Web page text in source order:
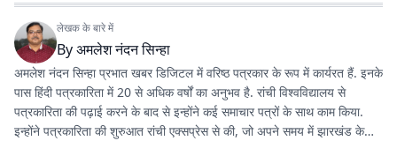
लेखक के बारे में
Byअमलेश नंदन सिन्हा
अमलेश नंदन सिन्हा प्रभात खबर डिजिटल में वरिष्ठ पत्रकार के रूप में कार्यरत हैं. इनके
पास हिंदी पत्रकारिता में 20 से अधिक वर्षों का अनुभव है. रांची विश्वविद्यालय से
पत्रकारिता की पढ़ाई करने के बाद से इन्होंने कई समाचार पत्रों के साथ काम किया.
इन्होंने पत्रकारिता की शुरुआत रांची एक्सप्रेस से की, जो अपने समय में झारखंड के